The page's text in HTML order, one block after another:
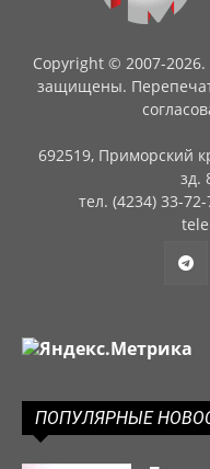
Copyright © 2007-
защищены.
692519, Приморский
зд.
тел. (4234) 33-
ПОПУЛЯРНЫЕ